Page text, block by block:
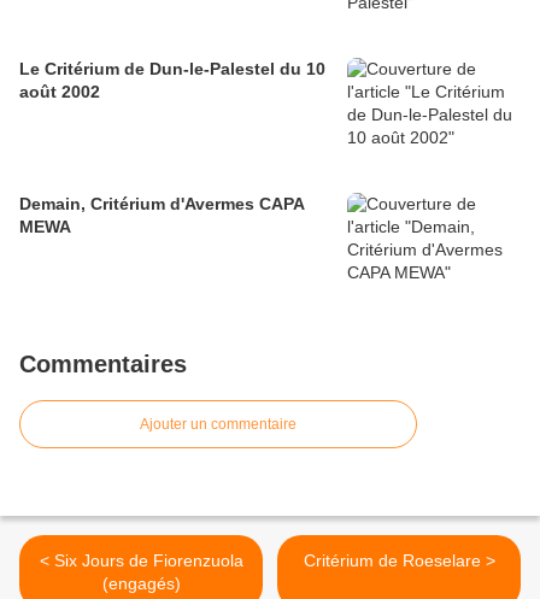
Le Critérium de Dun-le-Palestel du 10
août 2002
Demain, Critérium d'Avermes CAPA
MEWA
Commentaires
Ajouter un commentaire
< Six Jours de Fiorenzuola
(engagés)
Critérium de Roeselare >